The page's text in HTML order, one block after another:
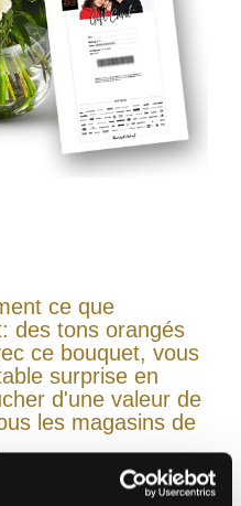
ce que
des tons orangés
ce bouquet, vous
surprise en
d'une valeur de
les magasins de